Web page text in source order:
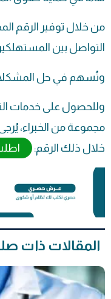
من خلال توفير الرقم
التواصل بين
وتُسهم في حل
وللحصول على خدمات
مجموعة من الخبراء،
خلال ذلك الرقم:
المقالات ذات